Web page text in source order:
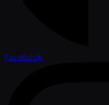
Facebook